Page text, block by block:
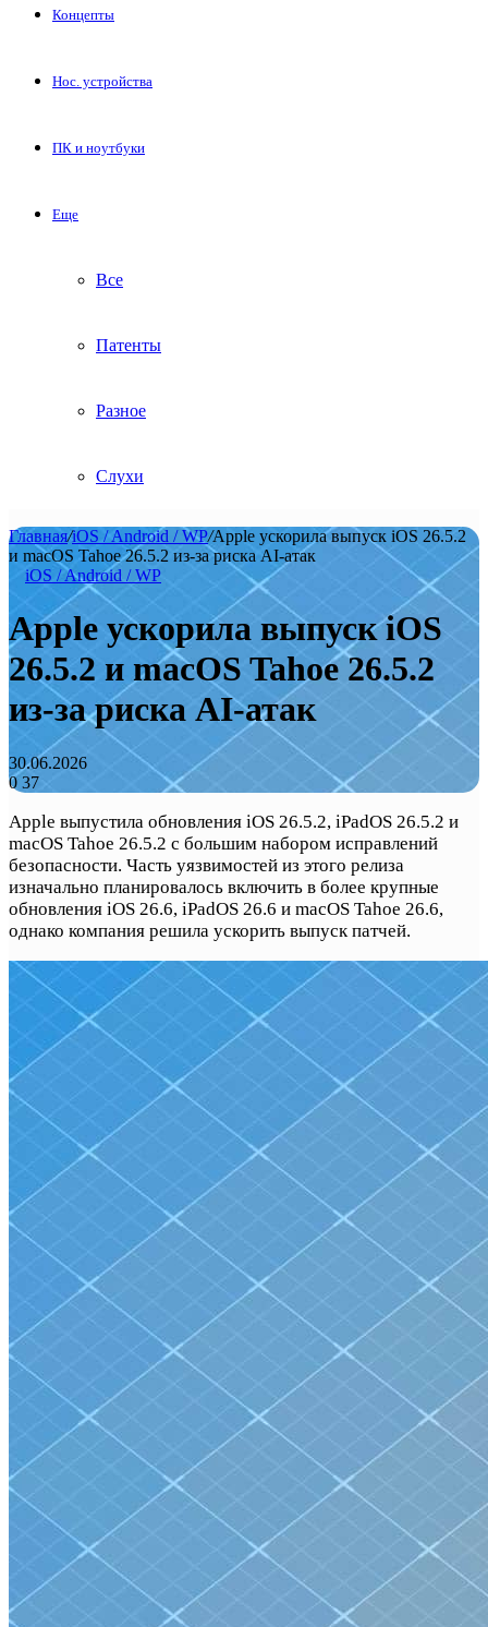
Концепты
Нос. устройства
ПК и ноутбуки
Еще
Все
Патенты
Разное
Слухи
Главная/iOS / Android / WP/Apple ускорила выпуск iOS 26.5.2
и macOS Tahoe 26.5.2 из-за риска AI-атак
iOS / Android / WP
Apple ускорила выпуск iOS
26.5.2 и macOS Tahoe 26.5.2
из-за риска AI-атак
30.06.2026
0 37
Apple выпустила обновления iOS 26.5.2, iPadOS 26.5.2 и
macOS Tahoe 26.5.2 с большим набором исправлений
безопасности. Часть уязвимостей из этого релиза
изначально планировалось включить в более крупные
обновления iOS 26.6, iPadOS 26.6 и macOS Tahoe 26.6,
однако компания решила ускорить выпуск патчей.